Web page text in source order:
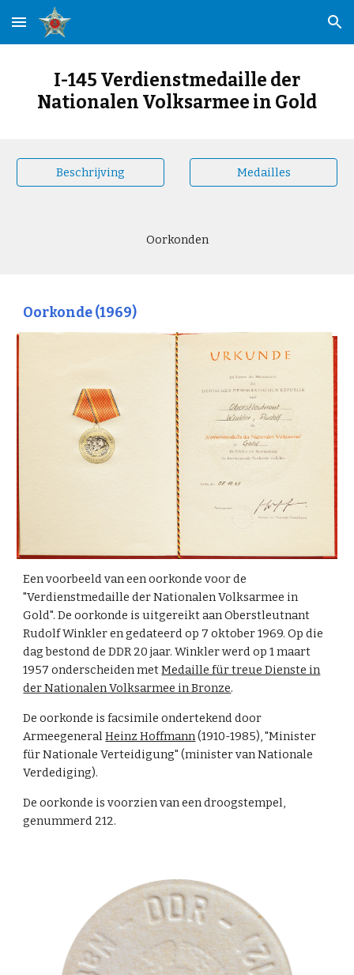
Skip to main content Skip to navigation
I-145 Verdienstmedaille der
Nationalen Volksarmee in Gold
Beschrijving Medailles
Oorkonden
Oorkonde (1969)
Een voorbeeld van een oorkonde voor de
"Verdienstmedaille der Nationalen Volksarmee in
Gold". De oorkonde is uitgereikt aan Oberstleutnant
Rudolf Winkler en gedateerd op 7 oktober 1969. Op die
dag bestond de DDR 20 jaar. Winkler werd op 1 maart
1957 onderscheiden metMedaille für treue Dienste in
der Nationalen Volksarmee in Bronze.
De oorkonde is facsimile ondertekend door
ArmeegeneralHeinz Hoffmann(1910-1985), "Minister
für Nationale Verteidigung" (minister van Nationale
Verdediging).
De oorkonde is voorzien van een droogstempel,
genummerd 212.